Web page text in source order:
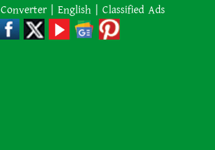
লোডশেডিংয়ের কারণে জনসংখ্যা
বেড়েছে: ভারতের নতুন শিক্ষামন্ত্রী
Converter | English | Classified Ads